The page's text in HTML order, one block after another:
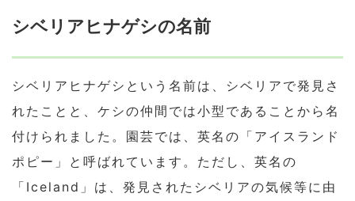
シベリアヒナゲシの名前
シベリアヒナゲシという名前は、シベリアで発見さ
れたことと、ケシの仲間では小型であることから名
付けられました。園芸では、英名の「アイスランド
ポピー」と呼ばれています。ただし、英名の
「Iceland」は、発見されたシベリアの気候等に由